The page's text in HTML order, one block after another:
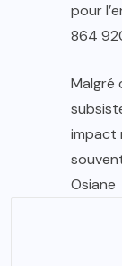
pour
864
Malgré
impact
Osiane